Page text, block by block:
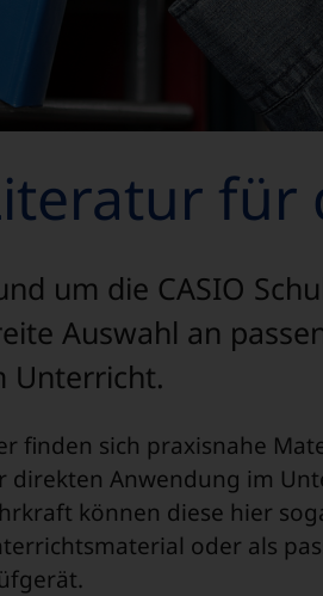
für
um die CASIO
Auswahl an
Unterricht.
finden sich praxisnahe
direkten Anwendung im
können diese hier
oder als